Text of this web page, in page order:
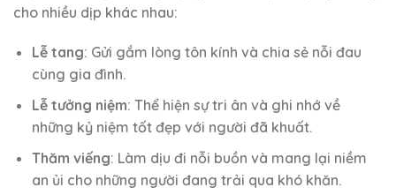
cho nhiều dịp khác nhau:
Lễ tang: Gửi gắm lòng tôn kính và chia sẻ nỗi đau
cùng gia đình.
Lễ tưởng niệm: Thể hiện sự tri ân và ghi nhớ về
những kỷ niệm tốt đẹp với người đã khuất.
Thăm viếng: Làm dịu đi nỗi buồn và mang lại niềm
an ủi cho những người đang trải qua khó khăn.